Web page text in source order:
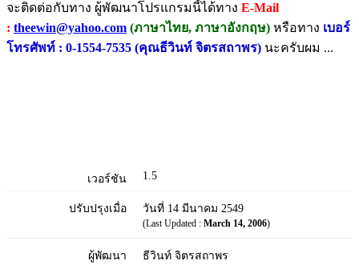
จะติดต่อกับทาง ผู้พัฒนาโปรแกรมนี้ได้ทาง E-Mail
: theewin@yahoo.com (ภาษาไทย, ภาษาอังกฤษ) หรือทาง เบอร์
โทรศัพท์ : 0-1554-7535 (คุณธีวินท์ จิตรสถาพร) นะครับผม ...
เวอร์ชัน 1.5
ปรับปรุงเมื่อ วันที่ 14 มีนาคม 2549
(Last Updated : March 14, 2006)
ผู้พัฒนา ธีวินท์ จิตรสถาพร